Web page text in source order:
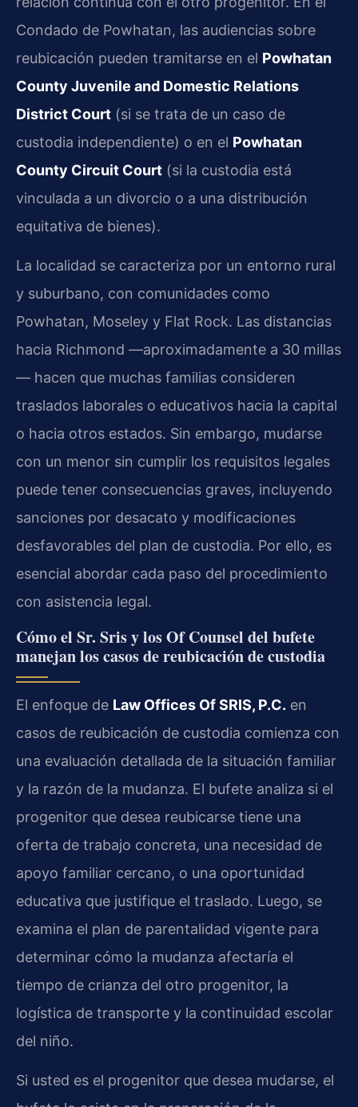
Condado de Powhatan, las audiencias sobre
reubicación pueden tramitarse en el Powhatan
County Juvenile and Domestic Relations
District Court (si se trata de un caso de
custodia independiente) o en el Powhatan
County Circuit Court (si la custodia está
vinculada a un divorcio o a una distribución
equitativa de bienes).
La localidad se caracteriza por un entorno rural
y suburbano, con comunidades como
Powhatan, Moseley y Flat Rock. Las distancias
hacia Richmond —aproximadamente a 30 millas
— hacen que muchas familias consideren
traslados laborales o educativos hacia la capital
o hacia otros estados. Sin embargo, mudarse
con un menor sin cumplir los requisitos legales
puede tener consecuencias graves, incluyendo
sanciones por desacato y modificaciones
desfavorables del plan de custodia. Por ello, es
esencial abordar cada paso del procedimiento
con asistencia legal.
Cómo el Sr. Sris y los Of Counsel del bufete
manejan los casos de reubicación de custodia
El enfoque de Law Offices Of SRIS, P.C. en
casos de reubicación de custodia comienza con
una evaluación detallada de la situación familiar
y la razón de la mudanza. El bufete analiza si el
progenitor que desea reubicarse tiene una
oferta de trabajo concreta, una necesidad de
apoyo familiar cercano, o una oportunidad
educativa que justifique el traslado. Luego, se
examina el plan de parentalidad vigente para
determinar cómo la mudanza afectaría el
tiempo de crianza del otro progenitor, la
logística de transporte y la continuidad escolar
del niño.
Si usted es el progenitor que desea mudarse, el